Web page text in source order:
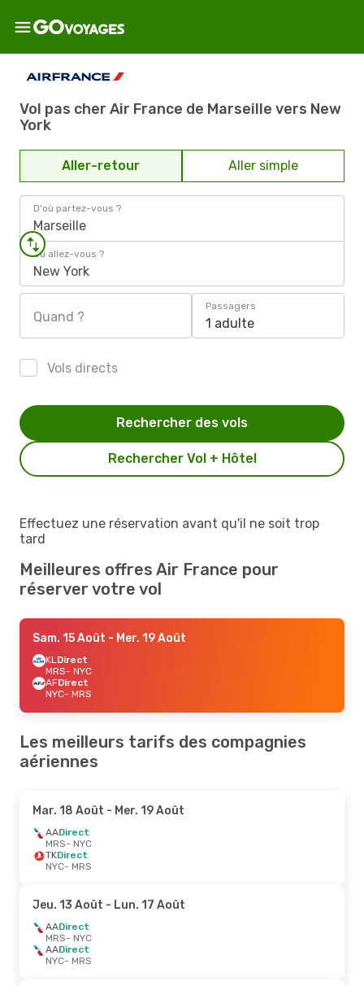
Vol pas cher Air France de Marseille vers New
York
Aller-retour Aller simple
D'où partez-vous ?
Marseille
Où allez-vous ?
New York
Quand ?
Passagers
1 adulte
Vols directs
Rechercher Vol + Hôtel
Rechercher des vols
Effectuez une réservation avant qu'il ne soit trop
tard
Meilleures offres Air France pour
réserver votre vol
Sam. 15 Août - Mer. 19 Août
KLDirect
MRS- NYC
AFDirect
NYC- MRS
Les meilleurs tarifs des compagnies
aériennes
Mar. 18 Août - Mer. 19 Août
AADirect
MRS- NYC
TKDirect
NYC- MRS
Jeu. 13 Août - Lun. 17 Août
AADirect
MRS- NYC
AADirect
NYC- MRS